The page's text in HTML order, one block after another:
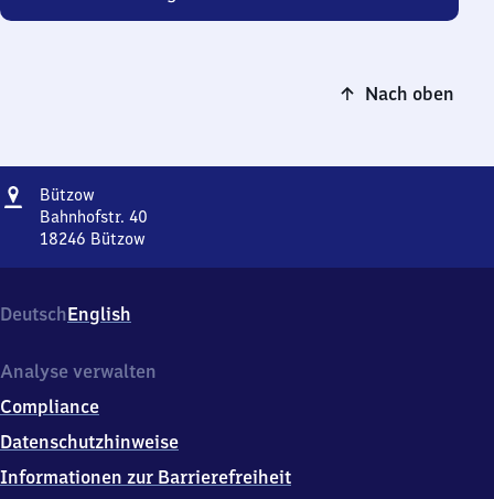
Nach oben
Adresse
Bützow
Bahnhofstr. 40
18246 Bützow
40,
1
2
6
Bützow
DeutschEnglish
Analyse verwalten
Compliance
Datenschutzhinweise
Informationen zur Barrierefreiheit